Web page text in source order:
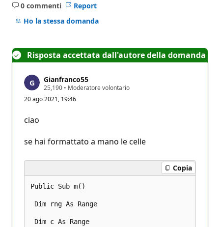
0 commenti
Nessun
commento
Report
Ho la stessa domanda
Risposta accettata dall'autore della domanda
Gianfranco55
25,190 P
n
r
e
u
a
z
i
n
• Moderatore volontario
20 ago 2021, 19:46
ciao
se hai formattato a mano le celle
Copia
Public Sub m()
Dim rng As Range
Dim c As Range